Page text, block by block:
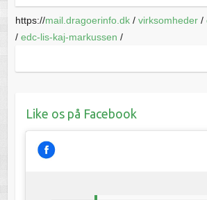
https://mail.dragoerinfo.dk/ virksomheder/
/ edc-lis-kaj-markussen /
Like os på Facebook